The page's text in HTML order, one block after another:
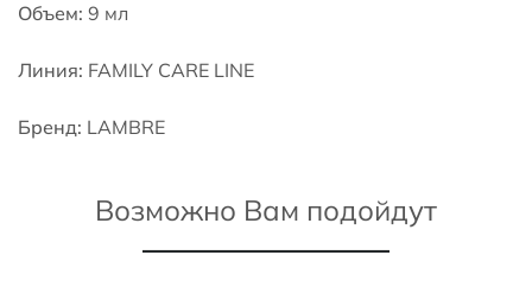
Объем: 9 мл
Линия: FAMILY CARE LINE
Бренд: LAMBRE
Возможно Вам подойдут